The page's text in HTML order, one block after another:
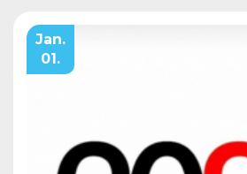
Jan.
01.